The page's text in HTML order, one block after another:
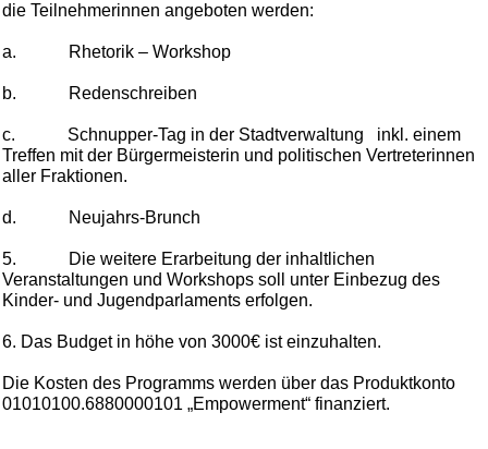
die Teilnehmerinnen angeboten werden:
a. Rhetorik – Workshop
b. Redenschreiben
c. Schnupper-Tag in der Stadtverwaltung inkl. einem
Treffen mit der Bürgermeisterin und politischen Vertreterinnen
aller Fraktionen.
d. Neujahrs-Brunch
5. Die weitere Erarbeitung der inhaltlichen
Veranstaltungen und Workshops soll unter Einbezug des
Kinder- und Jugendparlaments erfolgen.
6. Das Budget in höhe von 3000€ ist einzuhalten.
Die Kosten des Programms werden über das Produktkonto
01010100.6880000101 „Empowerment“ finanziert.